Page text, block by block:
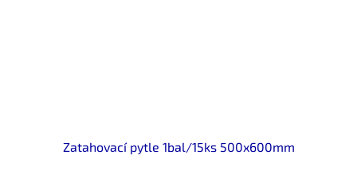
Zatahovací pytle 1bal/15ks 500x600mm